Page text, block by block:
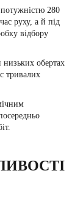
280
руху, а й під
відбору
обертах
тривалих